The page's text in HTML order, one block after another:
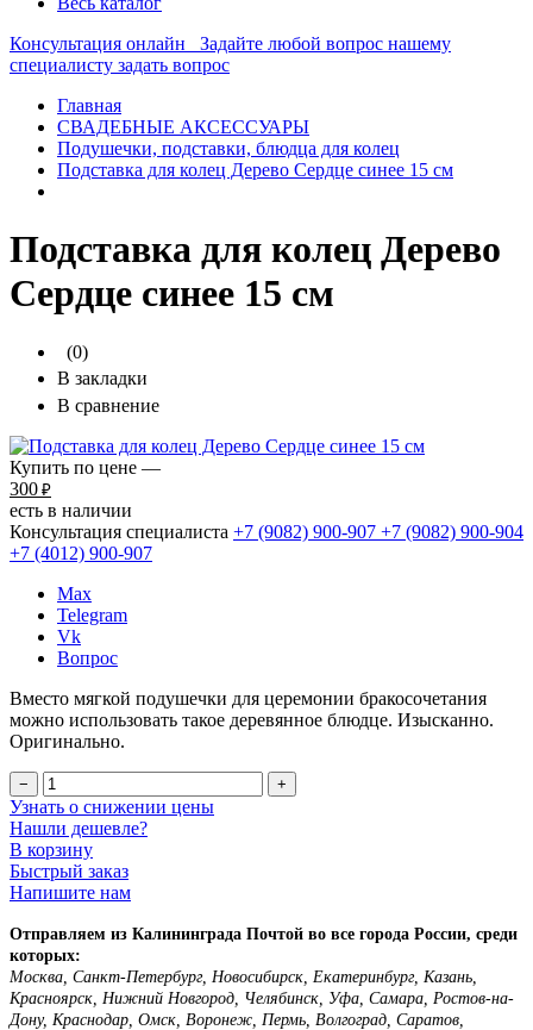
Консультация онлайн
Задайте любой вопрос нашему
специалисту задать вопрос
Главная
СВАДЕБНЫЕ АКСЕССУАРЫ
Подушечки, подставки, блюдца для колец
Подставка для колец Дерево Сердце синее 15 см
Подставка для колец Дерево
Сердце синее 15 см
(0)
В закладки
В сравнение
Купить по цене —
300 ₽
есть в наличии
Консультация специалиста +7 (9082) 900-907 +7 (9082) 900-904
+7 (4012) 900-907
Max
Telegram
Vk
Вопрос
Вместо мягкой подушечки для церемонии бракосочетания
можно использовать такое деревянное блюдце. Изысканно.
Оригинально.
− +
Узнать о снижении цены
Нашли дешевле?
В корзину
Быстрый заказ
Напишите нам
Отправляем из Калининграда Почтой во все города России, среди
которых:
Москва, Санкт-Петербург, Новосибирск, Екатеринбург, Казань,
Красноярск, Нижний Новгород, Челябинск, Уфа, Самара, Ростов-на-
Дону, Краснодар, Омск, Воронеж, Пермь, Волгоград, Саратов,